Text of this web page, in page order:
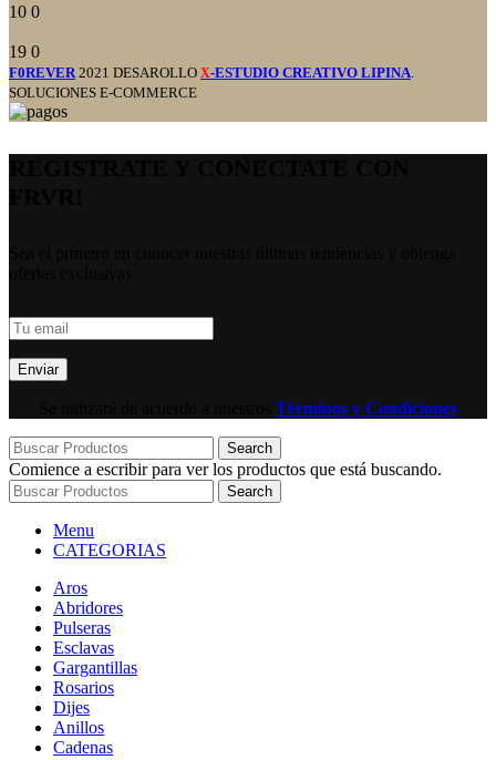
10 0
19 0
F0REVER 2021 DESAROLLO X-ESTUDIO CREATIVO LIPINA
SOLUCIONES E-COMMERCE
Términos y Condiciones
Search
Comience a escribir para ver los productos que está buscando.
Search
Menu
CATEGORIAS
Aros
Abridores
Pulseras
Esclavas
Gargantillas
Rosarios
Dijes
Anillos
Cadenas